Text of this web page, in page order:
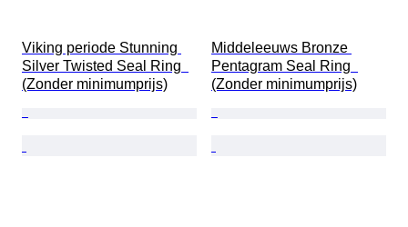
Viking periode Stunning
Silver Twisted Seal Ring
(Zonder minimumprijs)
Middeleeuws Bronze
Pentagram Seal Ring
(Zonder minimumprijs)